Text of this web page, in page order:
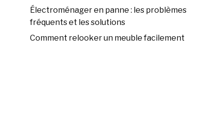
Électroménager en panne : les problèmes
fréquents et les solutions
Comment relooker un meuble facilement